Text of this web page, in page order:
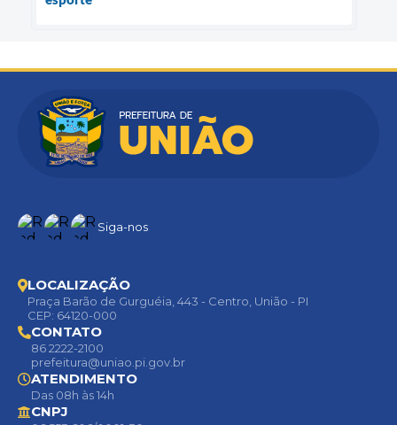
Siga-nos
LOCALIZAÇÃO
Praça Barão de Gurguéia, 443 - Centro, União - PI
CEP: 64120-000
CONTATO
86 2222-2100
prefeitura@uniao.pi.gov.br
ATENDIMENTO
Das 08h às 14h
CNPJ